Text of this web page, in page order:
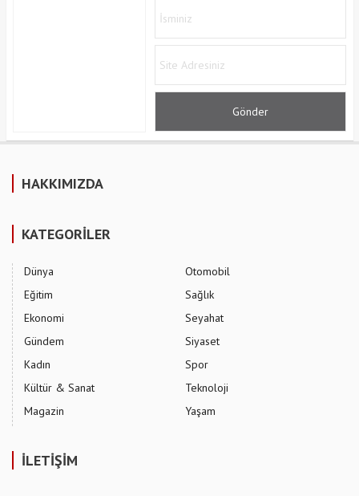
HAKKIMIZDA
KATEGORİLER
Dünya
Eğitim
Ekonomi
Gündem
Kadın
Kültür & Sanat
Magazin
Otomobil
Sağlık
Seyahat
Siyaset
Spor
Teknoloji
Yaşam
İLETİŞİM